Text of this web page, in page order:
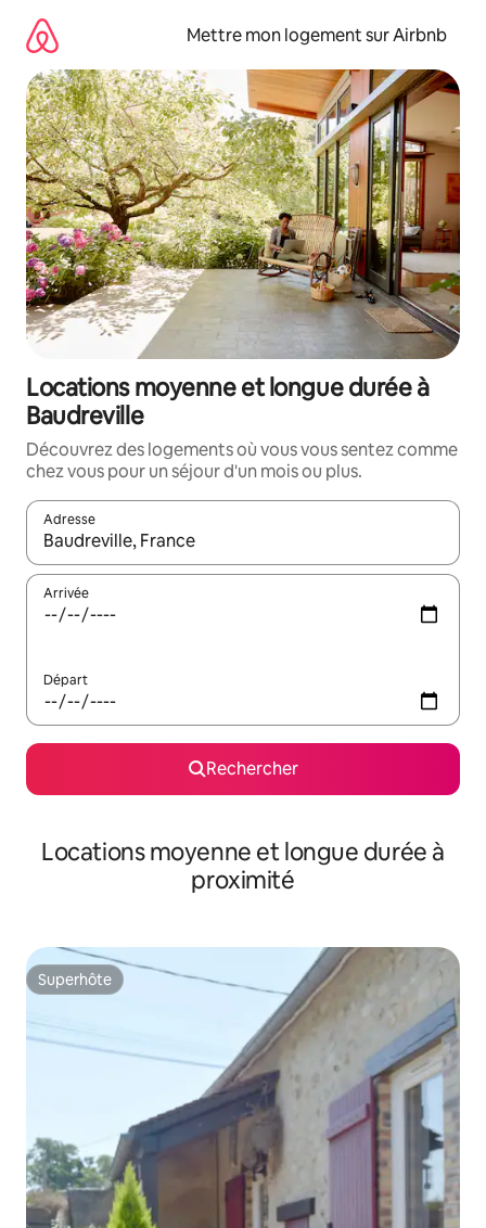
directement
contenu
Mettre mon logement sur Airbnb
Locations moyenne et longue durée à
Baudreville
Découvrez des logements où vous vous sentez comme
chez vous pour un séjour d'un mois ou plus.
Adresse
Lorsque les résultats s'affichent, utilisez les flèches vers le
Arrivée
Départ
Rechercher
Locations moyenne et longue durée à
proximité
Superhôte
Superhôte